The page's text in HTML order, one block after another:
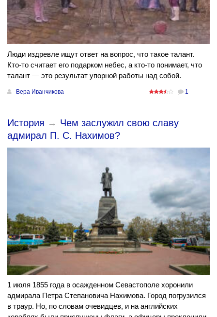
Люди издревле ищут ответ на вопрос, что такое талант.
Кто-то считает его подарком небес, а кто-то понимает, что
талант — это результат упорной работы над собой.
Вера Иванчикова 1
История → Чем заслужил свою славу
адмирал П. С. Нахимов?
1 июля 1855 года в осажденном Севастополе хоронили
адмирала Петра Степановича Нахимова. Город погрузился
в траур. Но, по словам очевидцев, и на английских